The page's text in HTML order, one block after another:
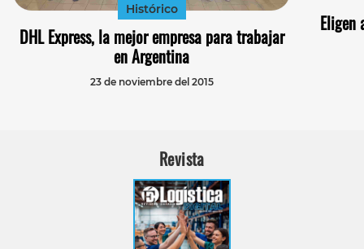
Histórico
DHL Express, la mejor empresa para trabajar
en Argentina
23 de noviembre del 2015
Eligen
Revista